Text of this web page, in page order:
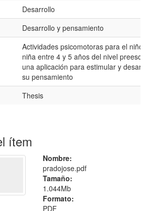
Desarrollo
Desarrollo y pensamiento
Actividades psicomotoras para el niño
niña entre 4 y 5 años del nivel
una aplicación para estimular y
su pensamiento
Thesis
ítem
Nombre:
pradojose.pdf
Tamaño:
1.044Mb
Formato:
PDF